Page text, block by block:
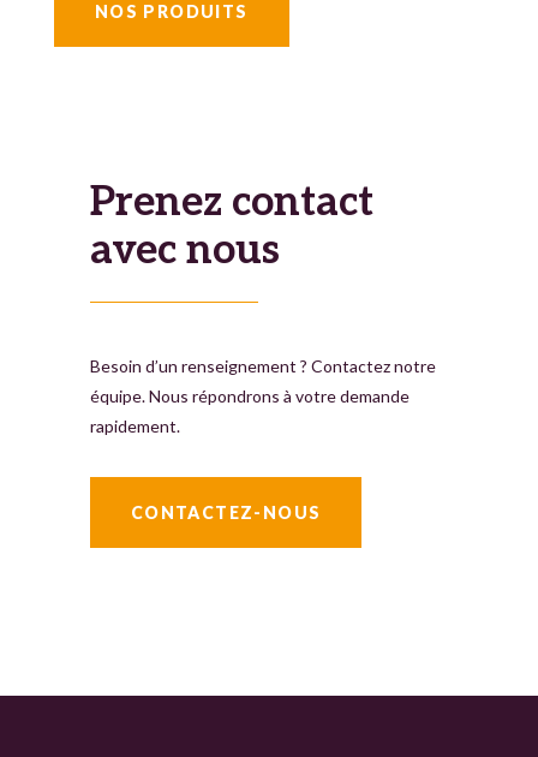
NOS PRODUITS
Prenez contact
avec nous
Besoin d’un renseignement ? Contactez notre
équipe. Nous répondrons à votre demande
rapidement.
CONTACTEZ-NOUS